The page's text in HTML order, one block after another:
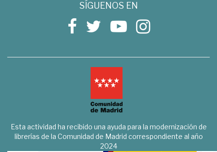
SÍGUENOS EN
Esta actividad ha recibido una ayuda para la modernización de
librerías de la Comunidad de Madrid correspondiente al año
2024